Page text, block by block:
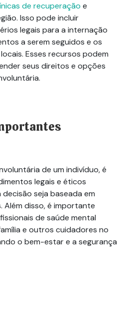
de recuperação e
Isso pode incluir
legais para a internação
a serem seguidos e os
Esses recursos podem
seus direitos e opções
de um indivíduo, é
legais e éticos
seja baseada em
disso, é importante
de saúde mental
e outros cuidadores no
o bem-estar e a segurança